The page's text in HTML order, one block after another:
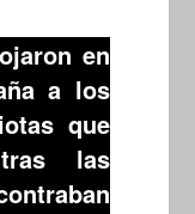
en
a los
que
las